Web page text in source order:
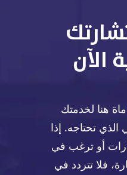
الآن
هنا لخدمتك
الذي تحتاجه. إذا
أو ترغب في
فلا تتردد في